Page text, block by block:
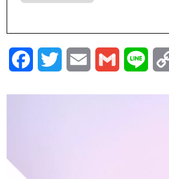
FacebookTwitterEmail Gmail